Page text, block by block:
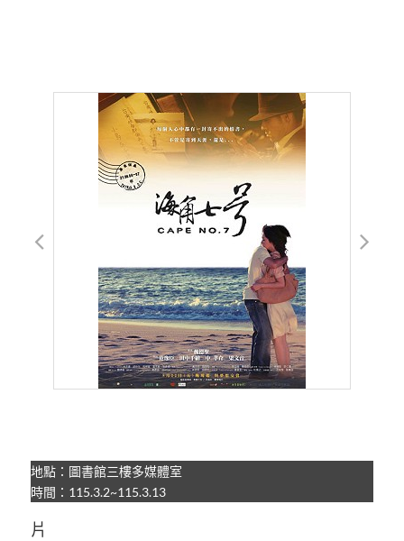
地點：圖書館三樓多媒體室
時間：115.3.2~115.3.13
片